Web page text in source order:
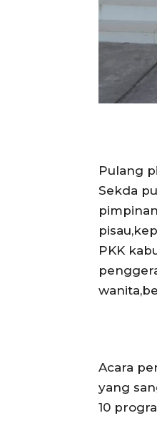
Pulang
Sekda
PKK
Acara
yang
10